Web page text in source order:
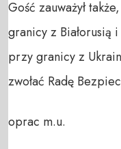
Gość zauważył
granicy z Białorusią
przy granicy z
zwołać Radę
oprac m.u.